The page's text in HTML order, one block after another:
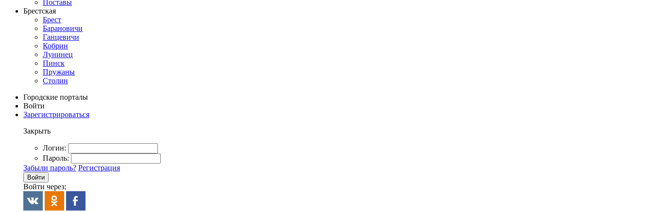
Поставы
Брестская
Брест
Барановичи
Ганцевичи
Кобрин
Лунинец
Пинск
Пружаны
Столин
Городские порталы
Войти
Зарегистрироваться
Закрыть
Логин:
Пароль:
Забыли пароль? Регистрация
Войти
Войти через: